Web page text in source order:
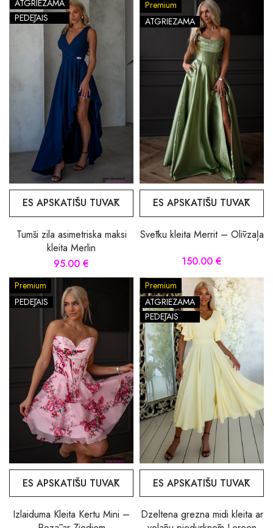
ATGRIEZAMA
PĒDĒJAIS
ES APSKATĪŠU TUVĀK
Tumši zila asimetriska maksi
kleita Merlin
95.00 €
Premium
ATGRIEZAMA
ES APSKATĪŠU TUVĀK
Svētku kleita Merrit – Olīvzaļa
150.00 €
Premium
PĒDĒJAIS
ES APSKATĪŠU TUVĀK
Izlaiduma Kleita Kertu Mini –
Premium
ATGRIEZAMA
PĒDĒJAIS
ES APSKATĪŠU TUVĀK
Dzeltena grezna midi kleita ar